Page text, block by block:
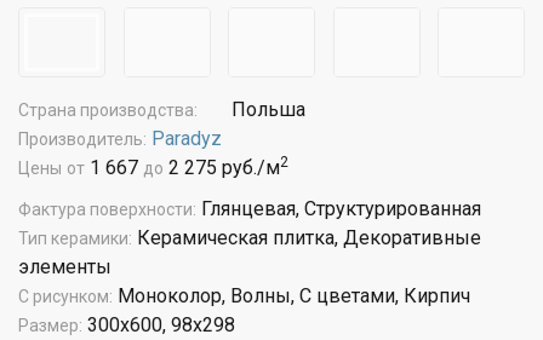
Страна производства: Польша
Производитель: Paradyz
Цены от 1 667 до 2 275 руб./м2
Фактура поверхности: Глянцевая, Структурированная
Тип керамики: Керамическая плитка, Декоративные
элементы
С рисунком: Моноколор, Волны, С цветами, Кирпич
Размер: 300x600, 98x298